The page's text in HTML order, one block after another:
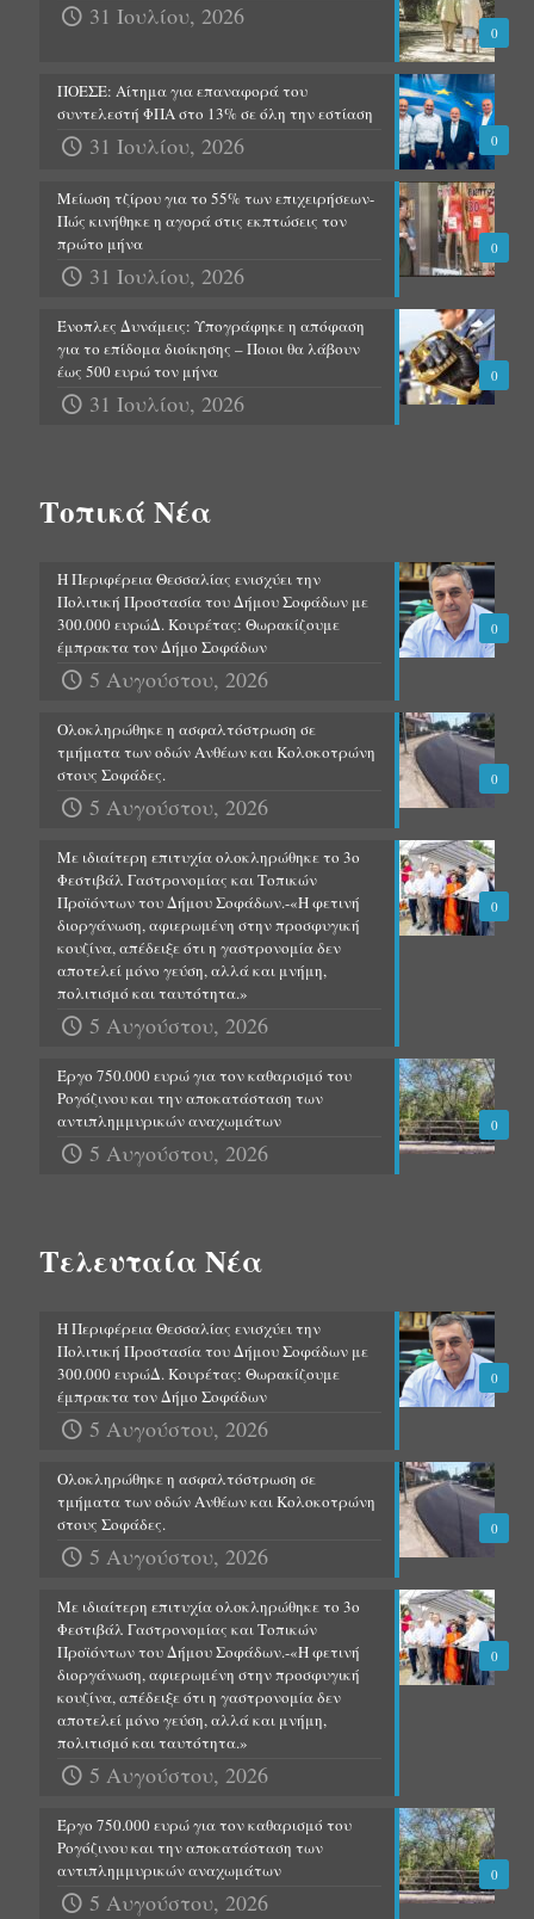
0
31 Ιουλίου, 2026
0
ΠΟΕΣΕ: Αίτημα για επαναφορά του
συντελεστή ΦΠΑ στο 13% σε όλη την εστίαση
31 Ιουλίου, 2026
0
Μείωση τζίρου για το 55% των επιχειρήσεων-
Πώς κινήθηκε η αγορά στις εκπτώσεις τον
πρώτο μήνα
31 Ιουλίου, 2026
0
Ένοπλες Δυνάμεις: Υπογράφηκε η απόφαση
για το επίδομα διοίκησης – Ποιοι θα λάβουν
έως 500 ευρώ τον μήνα
31 Ιουλίου, 2026
Τοπικά Νέα
0
Η Περιφέρεια Θεσσαλίας ενισχύει την
Πολιτική Προστασία του Δήμου Σοφάδων με
300.000 ευρώΔ. Κουρέτας: Θωρακίζουμε
έμπρακτα τον Δήμο Σοφάδων
5 Αυγούστου, 2026
0
Ολοκληρώθηκε η ασφαλτόστρωση σε
τμήματα των οδών Ανθέων και Κολοκοτρώνη
στους Σοφάδες.
5 Αυγούστου, 2026
0
Με ιδιαίτερη επιτυχία ολοκληρώθηκε το 3ο
Φεστιβάλ Γαστρονομίας και Τοπικών
Προϊόντων του Δήμου Σοφάδων.-«Η φετινή
διοργάνωση, αφιερωμένη στην προσφυγική
κουζίνα, απέδειξε ότι η γαστρονομία δεν
αποτελεί μόνο γεύση, αλλά και μνήμη,
πολιτισμό και ταυτότητα.»
5 Αυγούστου, 2026
0
Έργο 750.000 ευρώ για τον καθαρισμό του
Ρογόζινου και την αποκατάσταση των
αντιπλημμυρικών αναχωμάτων
5 Αυγούστου, 2026
Τελευταία Νέα
0
Η Περιφέρεια Θεσσαλίας ενισχύει την
Πολιτική Προστασία του Δήμου Σοφάδων με
300.000 ευρώΔ. Κουρέτας: Θωρακίζουμε
έμπρακτα τον Δήμο Σοφάδων
5 Αυγούστου, 2026
0
Ολοκληρώθηκε η ασφαλτόστρωση σε
τμήματα των οδών Ανθέων και Κολοκοτρώνη
στους Σοφάδες.
5 Αυγούστου, 2026
0
Με ιδιαίτερη επιτυχία ολοκληρώθηκε το 3ο
Φεστιβάλ Γαστρονομίας και Τοπικών
Προϊόντων του Δήμου Σοφάδων.-«Η φετινή
διοργάνωση, αφιερωμένη στην προσφυγική
κουζίνα, απέδειξε ότι η γαστρονομία δεν
αποτελεί μόνο γεύση, αλλά και μνήμη,
πολιτισμό και ταυτότητα.»
5 Αυγούστου, 2026
0
Έργο 750.000 ευρώ για τον καθαρισμό του
Ρογόζινου και την αποκατάσταση των
αντιπλημμυρικών αναχωμάτων
5 Αυγούστου, 2026